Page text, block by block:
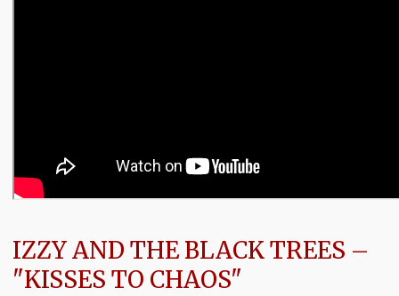
IZZY AND THE BLACK TREES –
"KISSES TO CHAOS"